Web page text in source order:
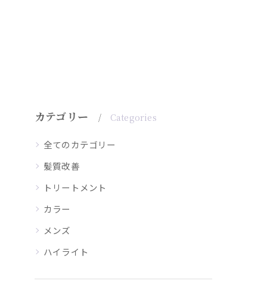
カテゴリー Categories
全てのカテゴリー
髪質改善
トリートメント
カラー
メンズ
ハイライト